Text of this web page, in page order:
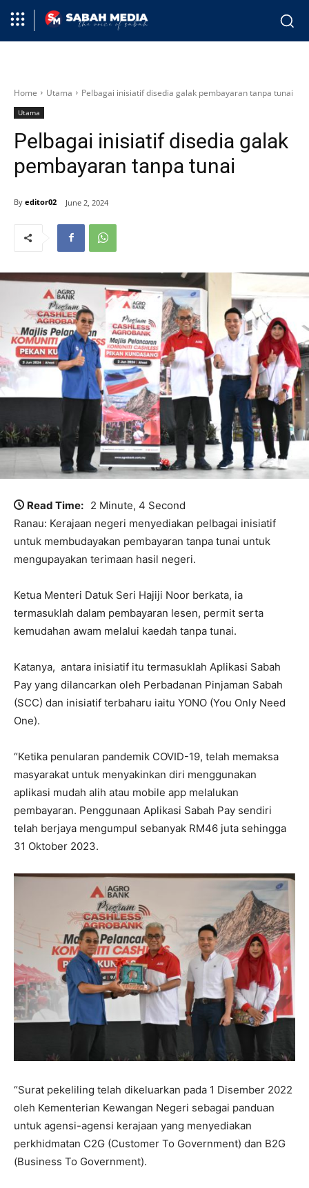
Home Utama Pelbagai inisiatif disedia galak pembayaran tanpa tunai
Utama
Pelbagai inisiatif disedia galak
pembayaran tanpa tunai
By editor02 June 2, 2024
Read Time: 2 Minute, 4 Second
Ranau: Kerajaan negeri menyediakan pelbagai inisiatif
untuk membudayakan pembayaran tanpa tunai untuk
mengupayakan terimaan hasil negeri.
Ketua Menteri Datuk Seri Hajiji Noor berkata, ia
termasuklah dalam pembayaran lesen, permit serta
kemudahan awam melalui kaedah tanpa tunai.
Katanya, antara inisiatif itu termasuklah Aplikasi Sabah
Pay yang dilancarkan oleh Perbadanan Pinjaman Sabah
(SCC) dan inisiatif terbaharu iaitu YONO (You Only Need
One).
“Ketika penularan pandemik COVID-19, telah memaksa
masyarakat untuk menyakinkan diri menggunakan
aplikasi mudah alih atau mobile app melalukan
pembayaran. Penggunaan Aplikasi Sabah Pay sendiri
telah berjaya mengumpul sebanyak RM46 juta sehingga
31 Oktober 2023.
“Surat pekeliling telah dikeluarkan pada 1 Disember 2022
oleh Kementerian Kewangan Negeri sebagai panduan
untuk agensi-agensi kerajaan yang menyediakan
perkhidmatan C2G (Customer To Government) dan B2G
(Business To Government).